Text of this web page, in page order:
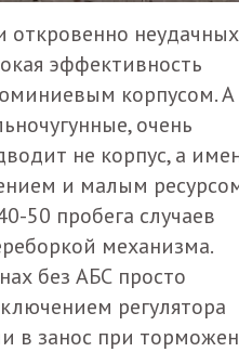
откровенно неудачных
эффективность
корпусом.
очень
не корпус, а
и малым
50 пробега случаев
механизма.
без АБС просто
регулятора
в занос при